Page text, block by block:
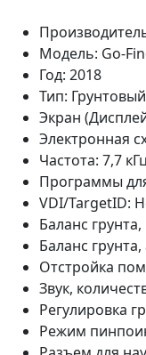
Модель: Go-
Год: 2018
Тип:
Экран
Электронная
Частота: 7,7
Программы
VDI/TargetID:
Баланс
Баланс
Отстройка
Звук,
Регулировка
Режим